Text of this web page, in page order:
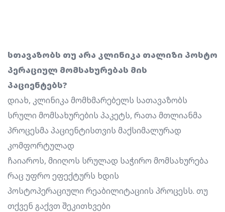
სთავაზობს თუ არა კლინიკა თალიზი პოსტო
პერაციულ მომსახურებას მის
პაციენტებს?
დიახ, კლინიკა მომხმარებელს სათავაზობს
სრული მომსახურების პაკეტს, რათა მთლიანმა
პროცესმა პაციენტისთვის მაქსიმალურად
კომფორტულად
ჩაიაროს, მიიღოს სრულად საჭირო მომსახურება
რაც უფრო ეფექტურს ხდის
პოსტოპერაციული რეაბილიტაციის პროცესს. თუ
თქვენ გაქვთ შეკითხვები